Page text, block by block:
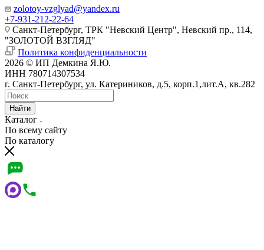
zolotoy-vzglyad@yandex.ru
+7-931-212-22-64
Санкт-Петербург, ТРК "Невский Центр", Невский пр., 114,
"ЗОЛОТОЙ ВЗГЛЯД"
Политика конфиденциальности
2026 © ИП Демкина Я.Ю.
ИНН 780714307534
г. Санкт-Петербург, ул. Катериников, д.5, корп.1,лит.А, кв.282
Найти
Каталог
По всему сайту
По каталогу